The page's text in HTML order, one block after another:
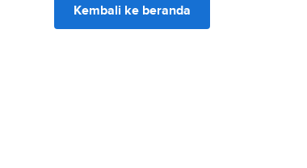
Kembali ke beranda